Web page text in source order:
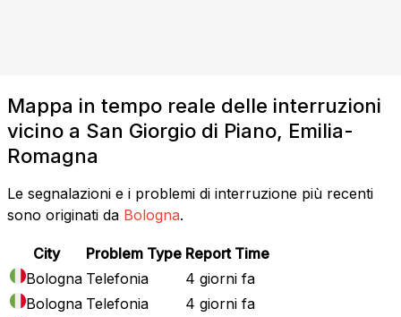
Mappa in tempo reale delle interruzioni
vicino a San Giorgio di Piano, Emilia-
Romagna
Le segnalazioni e i problemi di interruzione più recenti
sono originati da Bologna.
City Problem Type Report Time
Bologna Telefonia
4 giorni fa
Bologna Telefonia
4 giorni fa